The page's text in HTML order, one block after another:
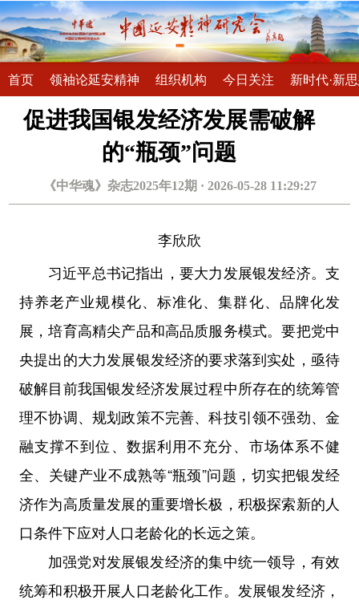
首页 领袖论延安精神 组织机构 今日关注 新时代·新
促进我国银发经济发展需破解
的“瓶颈”问题
《中华魂》杂志2025年12期 · 2026-05-28 11:29:27
李欣欣
习近平总书记指出，要大力发展银发经济。支
持养老产业规模化、标准化、集群化、品牌化发
展，培育高精尖产品和高品质服务模式。要把党中
央提出的大力发展银发经济的要求落到实处，亟待
破解目前我国银发经济发展过程中所存在的统筹管
理不协调、规划政策不完善、科技引领不强劲、金
融支撑不到位、数据利用不充分、市场体系不健
全、关键产业不成熟等“瓶颈”问题，切实把银发经
济作为高质量发展的重要增长极，积极探索新的人
口条件下应对人口老龄化的长远之策。
加强党对发展银发经济的集中统一领导，有效
统筹和积极开展人口老龄化工作。发展银发经济，